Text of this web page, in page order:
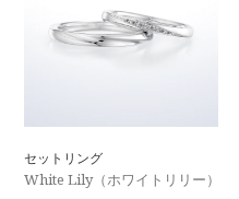
セットリング
White Lily（ホワイトリリー）